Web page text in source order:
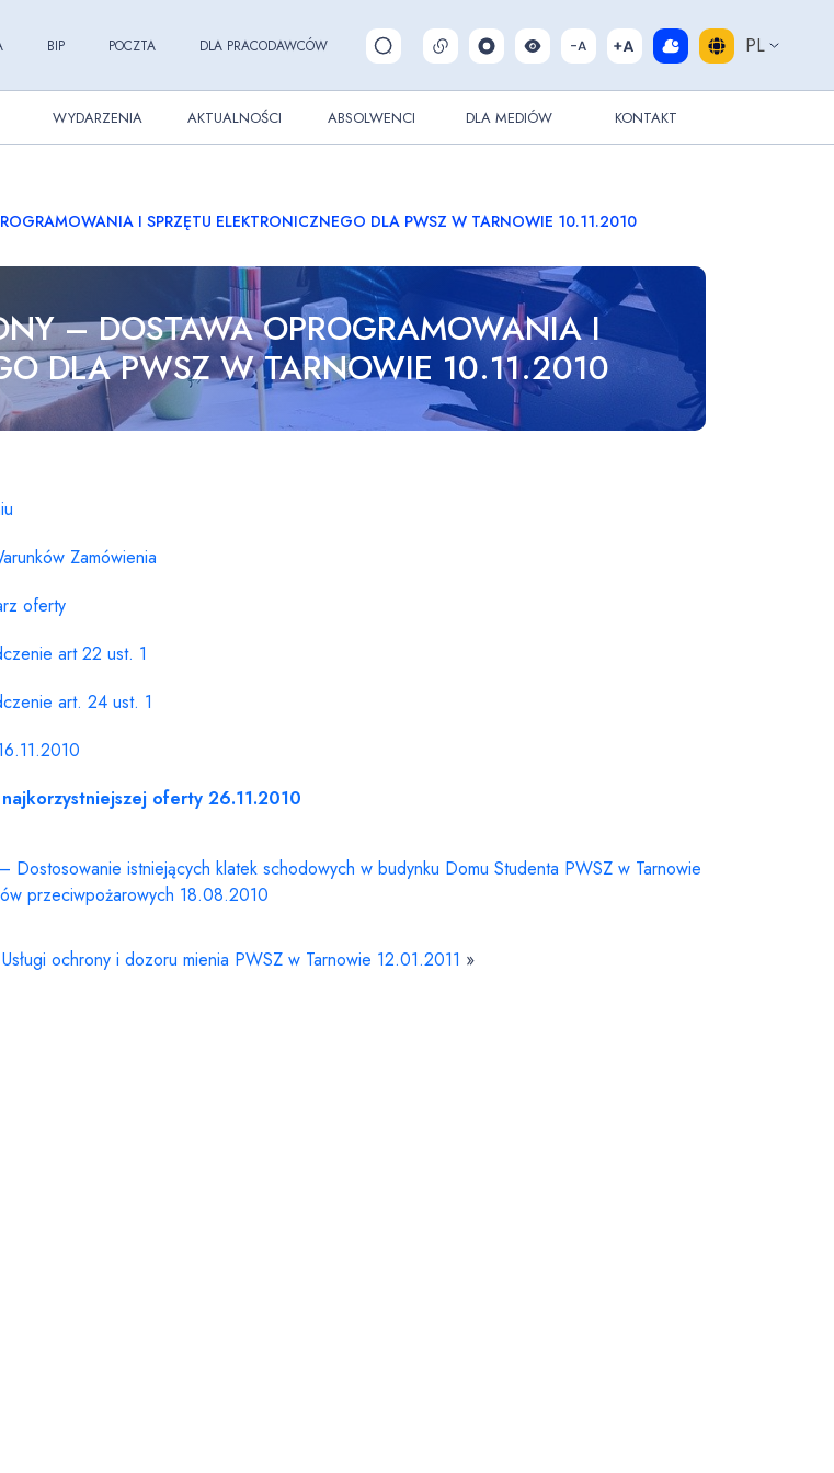
BIP POCZTA DLA PRACODAWCÓW Pokaż/ukryj wyszukiwarkę PL
WYDARZENIA AKTUALNOŚCI ABSOLWENCI DLA MEDIÓW KONTAKT
I SPRZĘTU ELEKTRONICZNEGO DLA PWSZ W TARNOWIE 10.11.2010
– DOSTAWA OPROGRAMOWANIA I
DLA PWSZ W TARNOWIE 10.11.2010
Zamówienia
oferty
art 22 ust. 1
art. 24 ust. 1
oferty 26.11.2010
Dostosowanie istniejących klatek schodowych w budynku Domu Studenta PWSZ w Tarnowie
przeciwpożarowych 18.08.2010
ochrony i dozoru mienia PWSZ w Tarnowie 12.01.2011 »